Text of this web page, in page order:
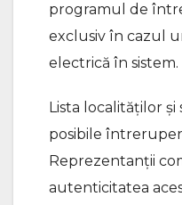
programul de
exclusiv în cazul
electrică în sistem.
Lista localităților
posibile
Reprezentanții
autenticitatea